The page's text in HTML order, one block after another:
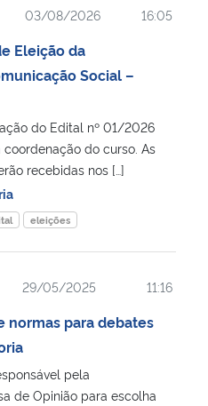
e Comunicações
Direitos Humanos
03/08/2026 16:05
Eleição da
Social –
do Edital nº 01/2026
do curso. As
recebidas nos […]
eleições
29/05/2025 11:16
normas para debates
pela
de Opinião para escolha